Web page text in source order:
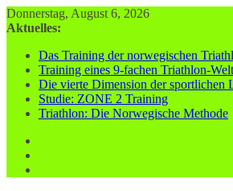
Zum
Inhalt
Donnerstag, August 6, 2026
Aktuelles:
Das Training der norwegischen
Training eines 9-fachen Triathlon-
Die vierte Dimension der sportlichen
Studie: ZONE 2 Training
Triathlon: Die Norwegische Methode